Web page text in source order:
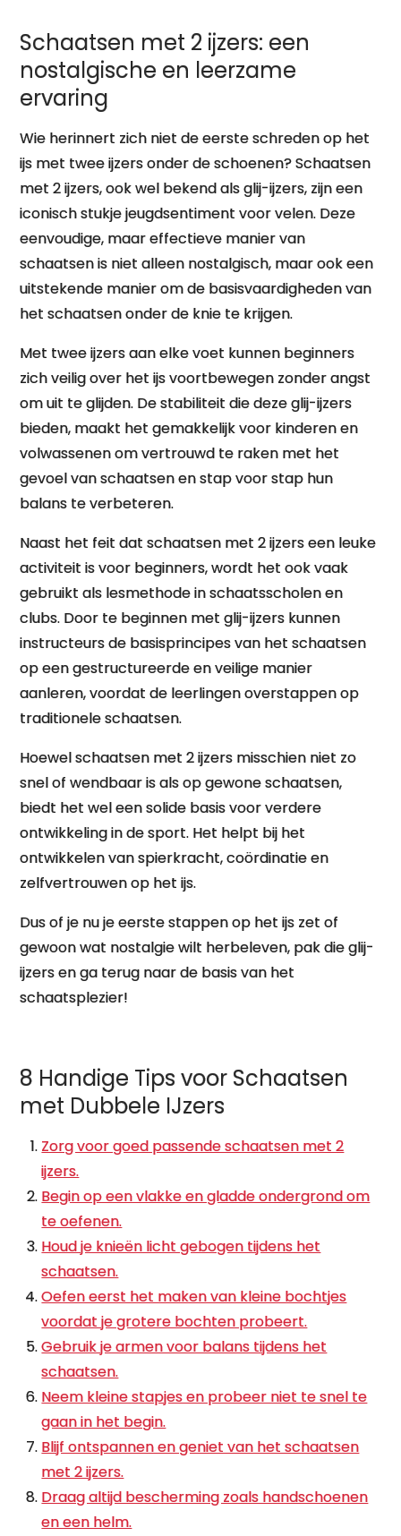
Schaatsen met 2 ijzers: een
nostalgische en leerzame
ervaring
Wie herinnert zich niet de eerste schreden op het
ijs met twee ijzers onder de schoenen? Schaatsen
met 2 ijzers, ook wel bekend als glij-ijzers, zijn een
iconisch stukje jeugdsentiment voor velen. Deze
eenvoudige, maar effectieve manier van
schaatsen is niet alleen nostalgisch, maar ook een
uitstekende manier om de basisvaardigheden van
het schaatsen onder de knie te krijgen.
Met twee ijzers aan elke voet kunnen beginners
zich veilig over het ijs voortbewegen zonder angst
om uit te glijden. De stabiliteit die deze glij-ijzers
bieden, maakt het gemakkelijk voor kinderen en
volwassenen om vertrouwd te raken met het
gevoel van schaatsen en stap voor stap hun
balans te verbeteren.
Naast het feit dat schaatsen met 2 ijzers een leuke
activiteit is voor beginners, wordt het ook vaak
gebruikt als lesmethode in schaatsscholen en
clubs. Door te beginnen met glij-ijzers kunnen
instructeurs de basisprincipes van het schaatsen
op een gestructureerde en veilige manier
aanleren, voordat de leerlingen overstappen op
traditionele schaatsen.
Hoewel schaatsen met 2 ijzers misschien niet zo
snel of wendbaar is als op gewone schaatsen,
biedt het wel een solide basis voor verdere
ontwikkeling in de sport. Het helpt bij het
ontwikkelen van spierkracht, coördinatie en
zelfvertrouwen op het ijs.
Dus of je nu je eerste stappen op het ijs zet of
gewoon wat nostalgie wilt herbeleven, pak die glij-
ijzers en ga terug naar de basis van het
schaatsplezier!
8 Handige Tips voor Schaatsen
met Dubbele IJzers
Zorg voor goed passende schaatsen met 2
ijzers.
Begin op een vlakke en gladde ondergrond om
te oefenen.
Houd je knieën licht gebogen tijdens het
schaatsen.
Oefen eerst het maken van kleine bochtjes
voordat je grotere bochten probeert.
Gebruik je armen voor balans tijdens het
schaatsen.
Neem kleine stapjes en probeer niet te snel te
gaan in het begin.
Blijf ontspannen en geniet van het schaatsen
met 2 ijzers.
Draag altijd bescherming zoals handschoenen
en een helm.